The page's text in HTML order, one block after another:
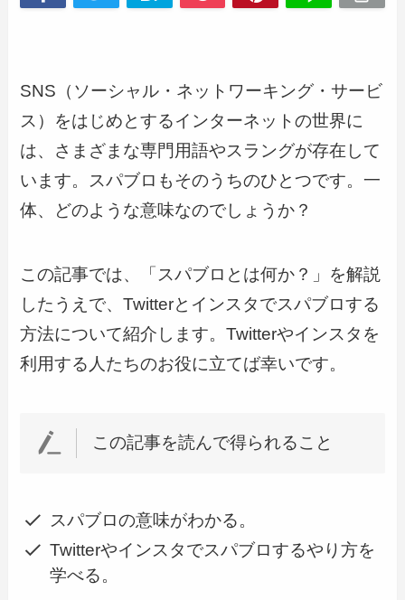
SNS（ソーシャル・ネットワーキング・サービ
ス）をはじめとするインターネットの世界に
は、さまざまな専門用語やスラングが存在して
います。スパブロもそのうちのひとつです。一
体、どのような意味なのでしょうか？
この記事では、「スパブロとは何か？」を解説
したうえで、Twitterとインスタでスパブロする
方法について紹介します。Twitterやインスタを
利用する人たちのお役に立てば幸いです。
この記事を読んで得られること
スパブロの意味がわかる。
Twitterやインスタでスパブロするやり方を
学べる。